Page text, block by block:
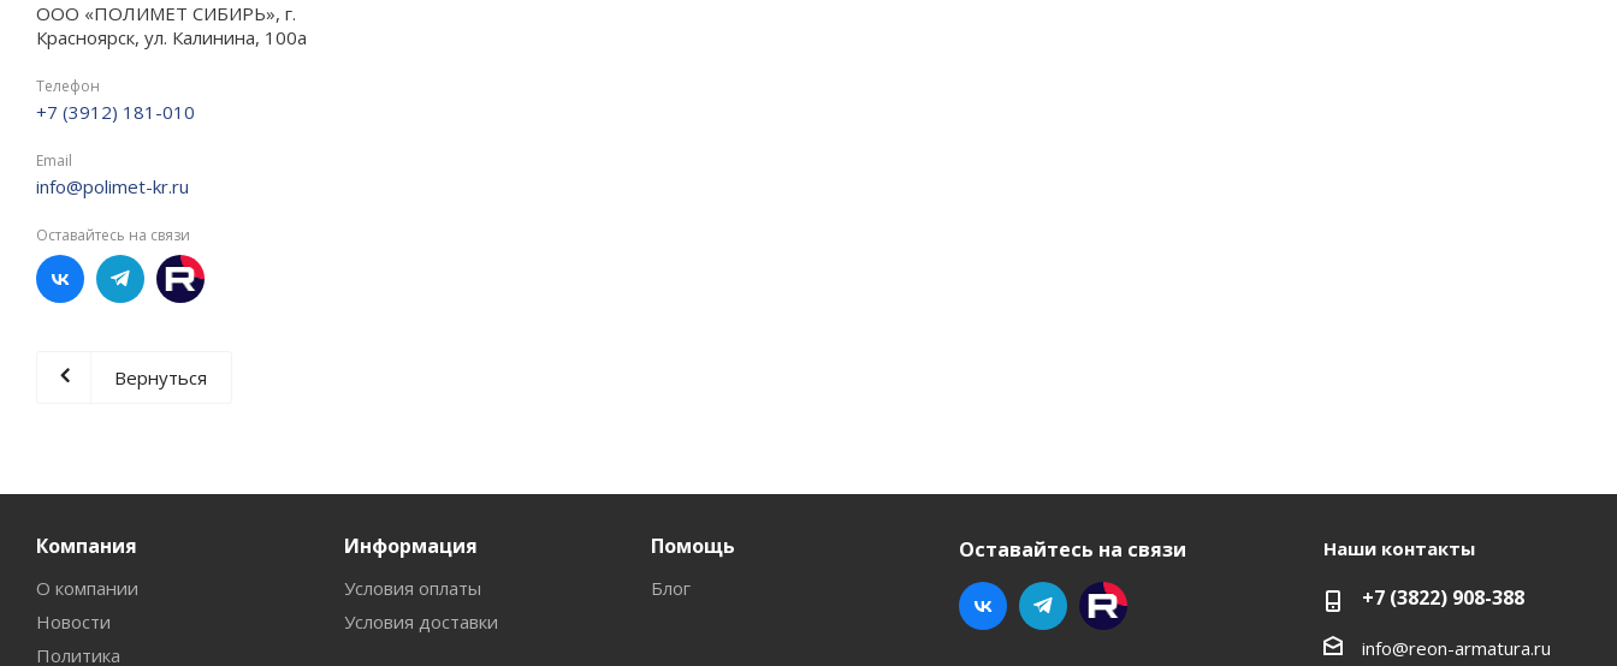
ООО «ПОЛИМЕТ СИБИРЬ», г.
Красноярск, ул. Калинина, 100а
Телефон
+7 (3912) 181-010
Email
info@polimet-kr.ru
Оставайтесь на связи
Вернуться
Компания
О компании
Новости
Политика
Информация
Условия оплаты
Условия доставки
Помощь
Блог
Оставайтесь на связи Наши контакты
+7 (3822) 908-388
info@reon-armatura.ru